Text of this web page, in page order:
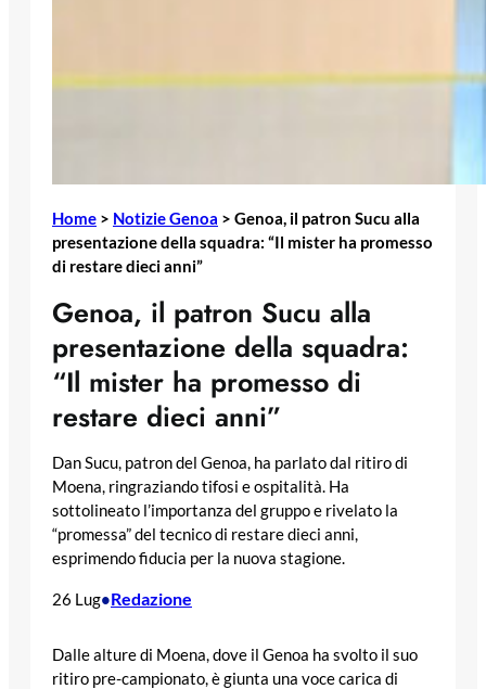
Home > Notizie Genoa > Genoa, il patron Sucu alla
presentazione della squadra: “Il mister ha promesso
di restare dieci anni”
Genoa, il patron Sucu alla
presentazione della squadra:
“Il mister ha promesso di
restare dieci anni”
Dan Sucu, patron del Genoa, ha parlato dal ritiro di
Moena, ringraziando tifosi e ospitalità. Ha
sottolineato l’importanza del gruppo e rivelato la
“promessa” del tecnico di restare dieci anni,
esprimendo fiducia per la nuova stagione.
26 Lug•Redazione
Dalle alture di Moena, dove il Genoa ha svolto il suo
ritiro pre-campionato, è giunta una voce carica di